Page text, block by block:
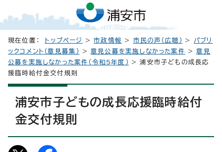
現在位置： トップページ >市政情報 > 市民の声（広聴） > パブリ
ックコメント（意見募集）
>意見公募を実施しなかった案件 >意見
公募を実施しなかった案件（令和5年度）
> 浦安市子どもの成長応
援臨時給付金交付規則
浦安市子どもの成長応援臨時給付
金交付規則